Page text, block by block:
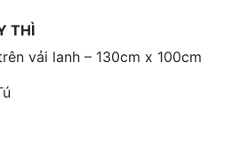
THÌ
vải lanh – 130cm x 100cm